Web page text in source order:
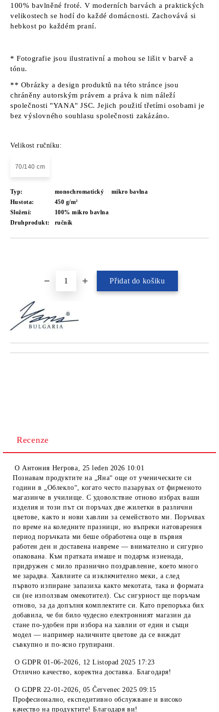
100% bavlněné froté. V moderních barvách a praktických
velikostech se hodí do každé domácnosti. Zachovává si
hebkost po každém praní.
* Fotografie jsou ilustrativní a mohou se lišit v barvě a
tónu.
** Obrázky a design produktů na této stránce jsou
chráněny autorským právem a práva k nim náleží
společnosti "YANA" JSC. Jejich použití třetími osobami je
bez výslovného souhlasu společnosti zakázáno.
Velikost ručníku:
70/140 cm
Typ: monochromatický
mikro bavlna
Hustota:
450 g/m²
Složení:
100% mikro bavlna
Druhprodukt:
ručník
Recenze
OАнтония Негрова, 25 leden 2026 10:01
Познавам продуктите на „Яна“ още от ученическите си
години в „Облекло“, когато често пазарувах от фирменото
магазинче в училище. С удоволствие отново избрах ваши
изделия и този път си поръчах две жилетки в различни
цветове, както и нови хавлии за семейството ми. Поръчвах
по време на коледните празници, но въпреки натоварения
период поръчката ми беше обработена още в първия
работен ден и доставена навреме — внимателно и сигурно
опакована. Към пратката имаше и подарък изненада,
придружен с мило празнично поздравление, което много
ме зарадва. Хавлиите са изключително меки, а след
първото изпиране запазиха както мекотата, така и формата
си (не използвам омекотител). Със сигурност ще поръчам
отново, за да допълня комплектите си. Като препоръка бих
добавила, че би било чудесно електронният магазин да
стане по-удобен при избора на хавлии от един и същи
модел — например наличните цветове да се виждат
съвкупно и по-ясно групирани.
OGDPR 01-06-2026, 12 Listopad 2025 17:23
Отлично качество, коректна доставка. Благодаря!
OGDPR 22-01-2026, 05 Červenec 2025 09:15
Професионално, експедитивно обслужване и високо
качество на продуктите! Благодаря ви!